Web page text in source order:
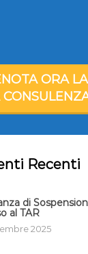
ORA LA
Recenti
di
al TAR
2025